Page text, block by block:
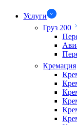
Услуги
Груз 200
Кремация